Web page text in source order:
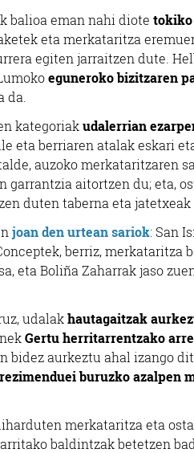
balioa eman nahi diote tokiko
eta merkataritza
egiten jarraitzen dute.
eguneroko bizitzaren
da.
kategoriakudalerrian
eta berriaren atalak eskari
auzoko merkataritzaren
aitortzen du; eta,
duten taberna eta jatetxeak
joan den urtean sariok: San
berriz, merkataritza
eta Boliña Zaharrak jaso
udalakhautagaitzak
Gertu herritarrentzako
aurkeztu ahal izango
buruzko azalpen
merkataritza eta
baldintzak betetzen